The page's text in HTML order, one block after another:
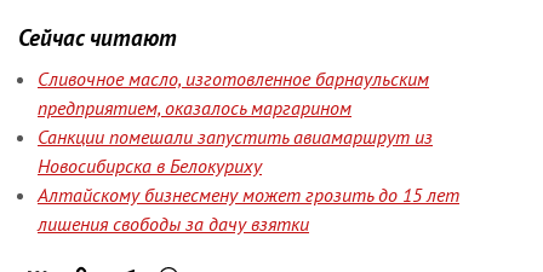
Сейчас читают
Сливочное масло, изготовленное барнаульским
предприятием, оказалось маргарином
Санкции помешали запустить авиамаршрут из
Новосибирска в Белокуриху
Алтайскому бизнесмену может грозить до 15 лет
лишения свободы за дачу взятки